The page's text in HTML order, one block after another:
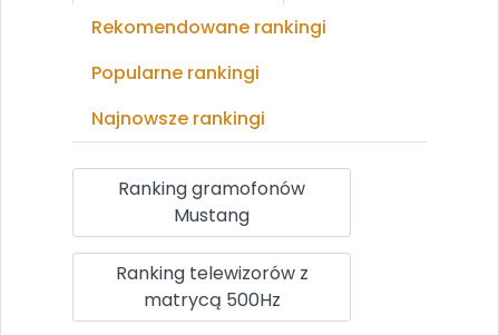
Rekomendowane rankingi
Popularne rankingi
Najnowsze rankingi
Ranking gramofonów
Mustang
Ranking telewizorów z
matrycą 500Hz